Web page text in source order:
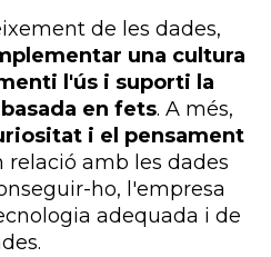
de les dades,
una cultura
l'ús i suporti la
en fets. A més,
i el pensament
relació amb les dades
ho, l'empresa
adequada i de